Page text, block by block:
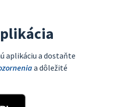
aplikáciu a dostaňte
a dôležité